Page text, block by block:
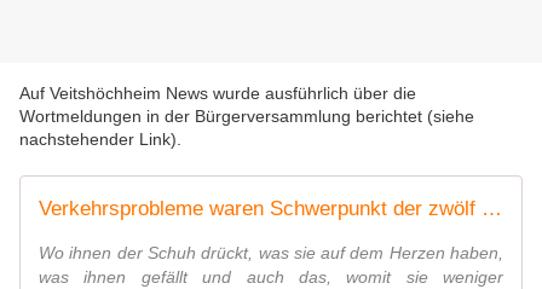
Auf Veitshöchheim News wurde ausführlich über die
Wortmeldungen in der Bürgerversammlung berichtet (siehe
nachstehender Link).
Verkehrsprobleme waren Schwerpunkt der zwölf Wortmeldungen in der Bürgerversammlung - Ein Thema waren auch Seniorenwohnanlage und eine Baumpflanzung für jedes neugeborene Kind - Veitshöchheim News
Wo ihnen der Schuh drückt, was sie auf dem Herzen haben,
was ihnen gefällt und auch das, womit sie weniger